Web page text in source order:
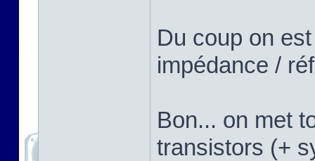
Du coup on
impédance /
Bon... on met
transistors (+